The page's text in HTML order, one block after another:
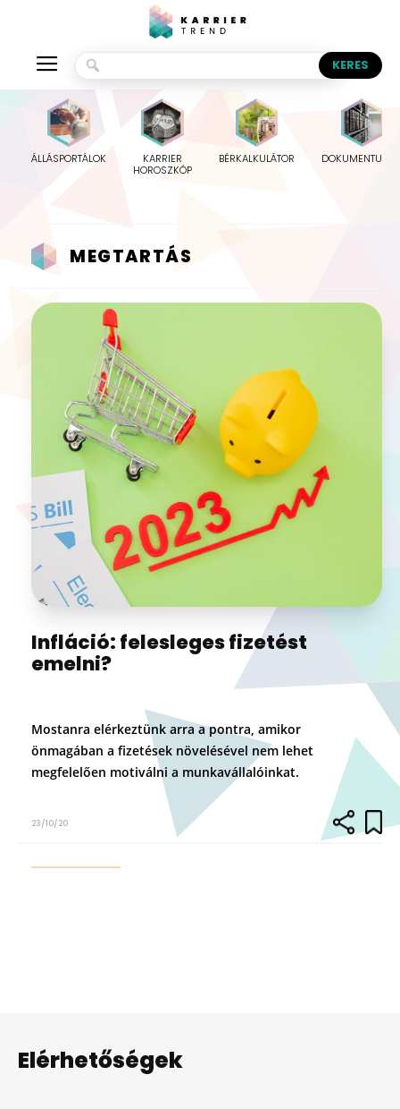
ÁLLÁSPORTÁLOK
KARRIER
HOROSZKÓP
BÉRKALKULÁTOR
MEGTARTÁS
Infláció: felesleges fizetést
emelni?
Mostanra elérkeztünk arra a pontra, amikor
önmagában a fizetések növelésével nem lehet
megfelelően motiválni a munkavállalóinkat.
23/10/20
Elérhetőségek